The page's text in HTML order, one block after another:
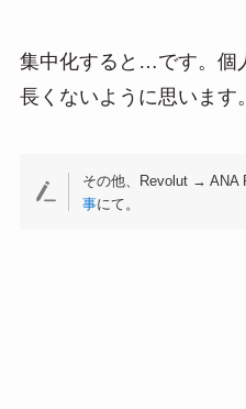
集中化すると…です。個
長くないように思います。
その他、Revolut → ANA
事にて。